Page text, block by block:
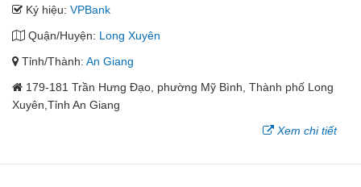
Ký hiệu: VPBank
Quận/Huyện: Long Xuyên
Tỉnh/Thành: An Giang
179-181 Trần Hưng Đạo, phường Mỹ Bình, Thành phố Long
Xuyên,Tỉnh An Giang
Xem chi tiết